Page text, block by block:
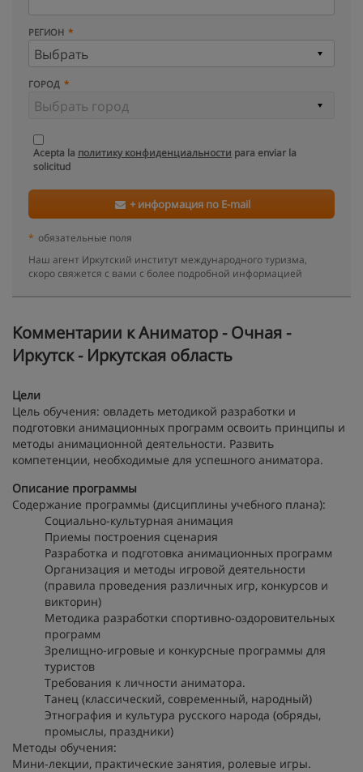
РЕГИОН
ГОРОД
Acepta la политику конфиденциальности para enviar la
solicitud
+ информация по E-mail
* обязательные поля
Наш агент Иркутский институт международного туризма,
скоро свяжется с вами с более подробной информацией
Kомментарии к Аниматор - Очная -
Иркутск - Иркутская область
Цели
Цель обучения: овладеть методикой разработки и
подготовки анимационных программ освоить принципы и
методы анимационной деятельности. Развить
компетенции, необходимые для успешного аниматора.
Описание программы
Содержание программы (дисциплины учебного плана):
Социально-культурная анимация
Приемы построения сценария
Разработка и подготовка анимационных программ
Организация и методы игровой деятельности
(правила проведения различных игр, конкурсов и
викторин)
Методика разработки спортивно-оздоровительных
программ
Зрелищно-игровые и конкурсные программы для
туристов
Требования к личности аниматора.
Танец (классический, современный, народный)
Этнография и культура русского народа (обряды,
промыслы, праздники)
Методы обучения:
Мини-лекции, практические занятия, ролевые игры.